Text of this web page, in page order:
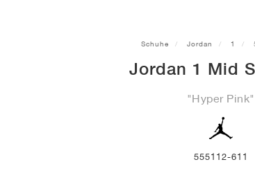
Schuhe Jordan 1
Jordan 1 Mid
"Hyper Pink"
555112-611